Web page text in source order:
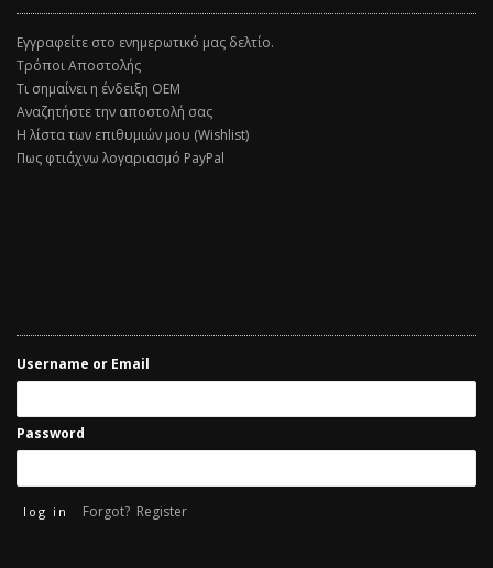
Εγγραφείτε στο ενημερωτικό μας δελτίο.
Τρόποι Αποστολής
Τι σημαίνει η ένδειξη ΟΕΜ
Αναζητήστε την αποστολή σας
Η λίστα των επιθυμιών μου (Wishlist)
Πως φτιάχνω λογαριασμό PayPal
Username or Email
Password
Forgot? Register